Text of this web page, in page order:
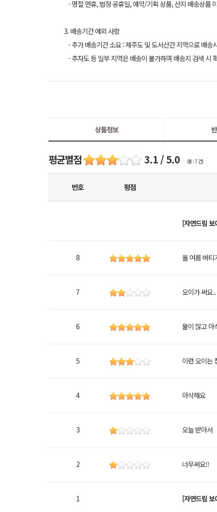
- 명절 연휴, 법정 공휴일, 예약/기획 상품, 산지 배송상품
3. 배송기간 예외 사항
- 추가 배송기간 소요 : 제주도 및 도서산간 지역으로 배
- 추자도 등 일부 지역은 배송이 불가하며 배송지 검색 시
상품정보
평균별점 3.1 / 5.0 (총 : 7 건)
번호 평점
[자연드림 보
8 올 여름 버티
7 오이가 써요..
6 물이 많고 아
5 이런 오이는
4 아삭해요
3 오늘 받아서
2 너무써요!!
1 [자연드림 보